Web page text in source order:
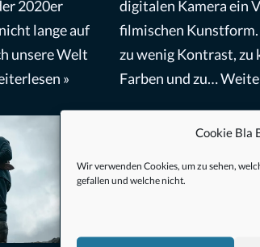
Cookie Bla
Wir verwenden Cookies, um zu sehen,
gefallen und welche nicht.
2020er
lange auf
unsere Welt
»
digitalen Kamera ein
filmischen Kunstform.
zu wenig Kontrast, zu
Farben und zu…